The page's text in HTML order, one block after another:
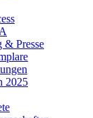
& Presse
2025